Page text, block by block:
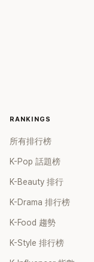
RANKINGS
所有排行榜
K-Pop 話題榜
K-Beauty 排行
K-Drama 排行榜
K-Food 趨勢
K-Style 排行榜